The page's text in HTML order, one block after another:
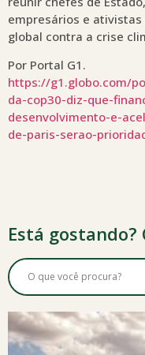
empresários e
global contra a crise
Por Portal G1.
https://g1.globo.com/
da-cop30-diz-que-
desenvolvimento-e-
de-paris-serao-
Está